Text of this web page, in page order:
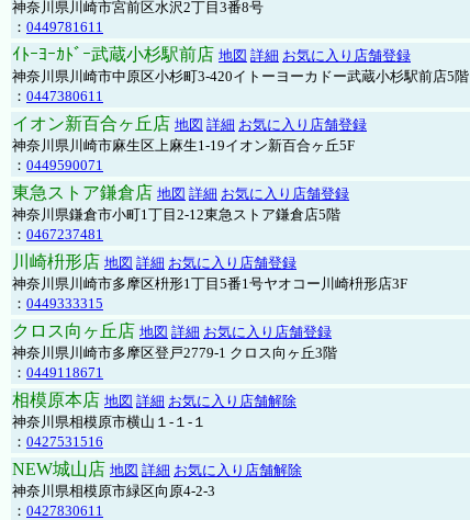
神奈川県川崎市宮前区水沢2丁目3番8号
： 0449781611
ｲﾄｰﾖｰｶﾄﾞｰ武蔵小杉駅前店 地図 詳細 お気に入り店舗登録
神奈川県川崎市中原区小杉町3-420イトーヨーカドー武蔵小杉駅前店5階
： 0447380611
イオン新百合ヶ丘店 地図 詳細 お気に入り店舗登録
神奈川県川崎市麻生区上麻生1-19イオン新百合ヶ丘5F
： 0449590071
東急ストア鎌倉店 地図 詳細 お気に入り店舗登録
神奈川県鎌倉市小町1丁目2-12東急ストア鎌倉店5階
： 0467237481
川崎枡形店 地図 詳細 お気に入り店舗登録
神奈川県川崎市多摩区枡形1丁目5番1号ヤオコー川崎枡形店3F
： 0449333315
クロス向ヶ丘店 地図 詳細 お気に入り店舗登録
神奈川県川崎市多摩区登戸2779-1 クロス向ヶ丘3階
： 0449118671
相模原本店 地図 詳細 お気に入り店舗解除
神奈川県相模原市横山１-１-１
： 0427531516
NEW城山店 地図 詳細 お気に入り店舗解除
神奈川県相模原市緑区向原4-2-3
： 0427830611